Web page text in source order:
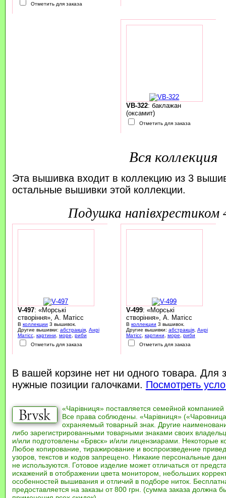
Отметить для заказа
VB-322: баклажан
(оксамит)
Отметить для заказа
Вся коллекция
Эта вышивка входит в коллекцию из 3
остальные вышивки этой коллекции.
подушка
V-497: «Морські
створіння», А. Матісс
В коллекции 3 вышивок.
Другие вышивки: абстракція, Анрі
Матісс, картини море
риби
Отметить для заказа
V-499: «Морські
створіння», А. Матісс
В коллекции 3 вышивок.
Другие вышивки: абстракція, Анрі
Матісс, картини море
риби
Отметить для заказа
В вашей корзине нет ни одного товара. Для
нужные позиции галочками. Посмотреть
«Чарівниця» поставляется семейной компанией
Все права соблюдены. «Чарівниця»
охраняемый товарный знак. Другие
либо зарегистрированными товарными знаками своих
и/или подготовлены «Брвск» и/или лицензиарами. Некоторые
Любое копирование, тиражирование и воспроизведение
узоров, текстов и кодов запрещено. Никакие персональные
не используются. Готовое изделие может отличаться от
искажений в отображении цвета монитором, небольших
особенностей вышивания и отличий в подборе ниток.
предоставляется на заказы от 800 грн. (сумма заказа должна